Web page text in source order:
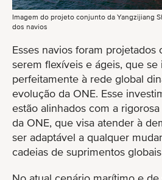
Imagem do projeto conjunto da Yangzijiang
dos navios
Esses navios foram projetados
serem flexíveis e ágeis, que se
perfeitamente à rede global
evolução da ONE. Esse
estão alinhados com a
da ONE, que visa atender à
ser adaptável a qualquer
cadeias de suprimentos